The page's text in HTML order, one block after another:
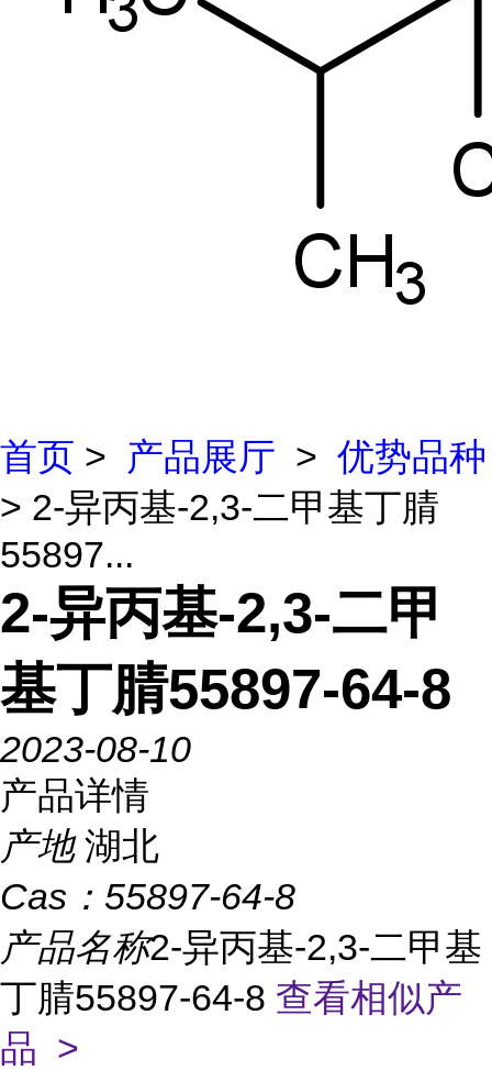
首页 > 产品展厅 > 优势品种
> 2-异丙基-2,3-二甲基丁腈
55897...
2-异丙基-2,3-二甲
基丁腈55897-64-8
2023-08-10
产品详情
产地 湖北
Cas： 55897-64-8
产品名称2-异丙基-2,3-二甲基
丁腈55897-64-8 查看相似产
品 >